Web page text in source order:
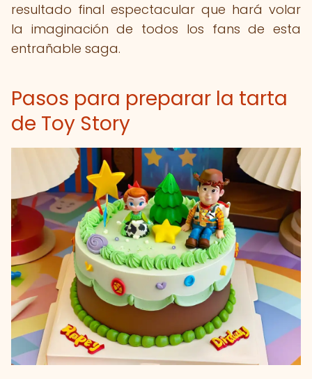
resultado final espectacular que hará volar
la imaginación de todos los fans de esta
entrañable saga.
Pasos para preparar la tarta
de Toy Story